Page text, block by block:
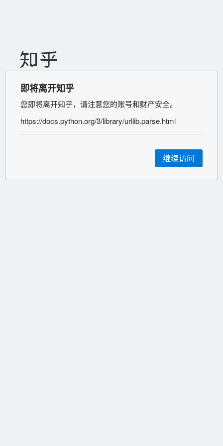
即将离开知乎
您即将离开知乎，请注意您的账号和财产安全。
https://docs.python.org/3/library/urllib.parse.html
继续访问